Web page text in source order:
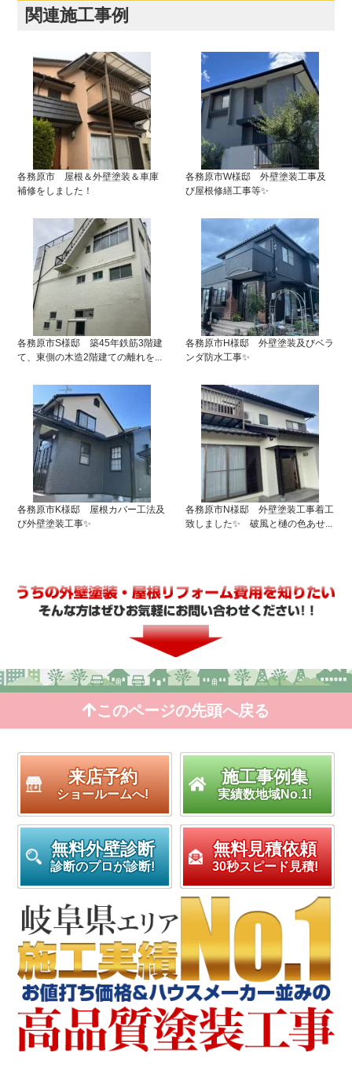
関連施工事例
各務原市 屋根＆外壁塗装＆車庫
補修をしました！
各務原市W様邸 外壁塗装工事及
び屋根修繕工事等✨
各務原市S様邸 築45年鉄筋3階建
て、東側の木造2階建ての離れを...
各務原市H様邸 外壁塗装及びベラ
ンダ防水工事✨
各務原市K様邸 屋根カバー工法及
び外壁塗装工事✨
各務原市N様邸 外壁塗装工事着工
致しました✨ 破風と樋の色あせ...
このページの先頭へ戻る
来店予約
ショールームへ!
施工事例集
実績数地域No.1!
無料外壁診断
診断のプロが診断!
無料見積依頼
30秒スピード見積!